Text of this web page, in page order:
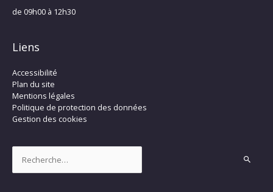
de 09h00 à 12h30
Liens
Accessibilité
Plan du site
Mentions légales
Politique de protection des données
Gestion des cookies